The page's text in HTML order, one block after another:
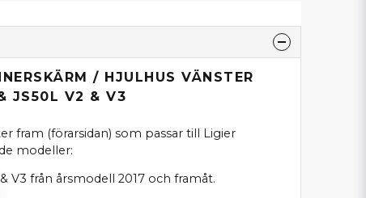
/ HJULHUS VÄNSTER
JS50L V2 & V3
fram (förarsidan) som passar till Ligier
modeller:
& V3 från årsmodell 2017 och framåt.